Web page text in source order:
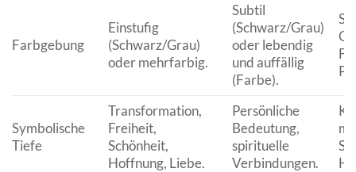
Farbgebung
Einstufig
(Schwarz/Grau)
oder mehrfarbig.
Subtil
(Schwarz/Grau)
oder lebendig
und auffällig
(Farbe).
Symbolische
Tiefe
Transformation,
Freiheit,
Schönheit,
Hoffnung, Liebe.
Persönliche
Bedeutung,
spirituelle
Verbindungen.